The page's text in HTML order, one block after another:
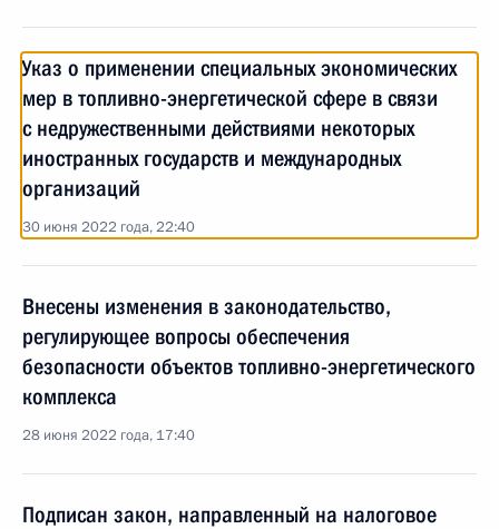
Указ о применении специальных экономических
мер в топливно-энергетической сфере в связи
с недружественными действиями некоторых
иностранных государств и международных
организаций
30 июня 2022 года, 22:40
Внесены изменения в законодательство,
регулирующее вопросы обеспечения
безопасности объектов топливно-энергетического
комплекса
28 июня 2022 года, 17:40
Подписан закон, направленный на налоговое